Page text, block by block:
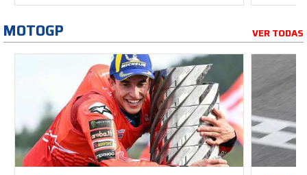
MOTOGP VER TODAS